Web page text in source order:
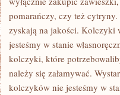
pomarańczy, czy też
zyskają na jakości. Kolczyki
jesteśmy w stanie
kolczyki, które
należy się załamywać.
kolczyków nie jesteśmy w